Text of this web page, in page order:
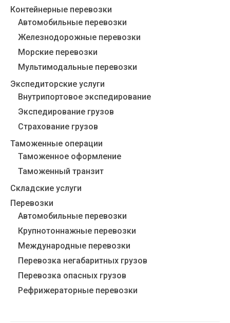
Контейнерные перевозки
Автомобильные перевозки
Железнодорожные перевозки
Морские перевозки
Мультимодальные перевозки
Экспедиторские услуги
Внутрипортовое экспедирование
Экспедирование грузов
Страхование грузов
Таможенные операции
Таможенное оформление
Таможенный транзит
Складские услуги
Перевозки
Автомобильные перевозки
Крупнотоннажные перевозки
Международные перевозки
Перевозка негабаритных грузов
Перевозка опасных грузов
Рефрижераторные перевозки